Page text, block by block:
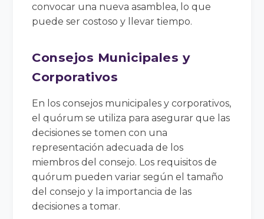
convocar una nueva asamblea, lo que
puede ser costoso y llevar tiempo.
Consejos Municipales y
Corporativos
En los consejos municipales y corporativos,
el quórum se utiliza para asegurar que las
decisiones se tomen con una
representación adecuada de los
miembros del consejo. Los requisitos de
quórum pueden variar según el tamaño
del consejo y la importancia de las
decisiones a tomar.